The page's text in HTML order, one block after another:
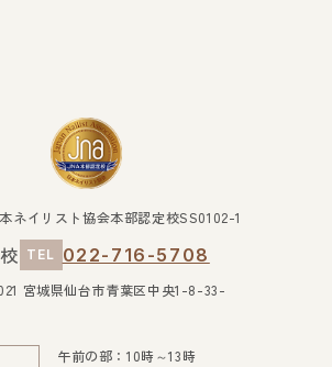
ネイリスト協会本部認定校SS0102-1
TEL 022-716-5708
宮城県仙台市青葉区中央1-8-33-
午前の部：10時～13時